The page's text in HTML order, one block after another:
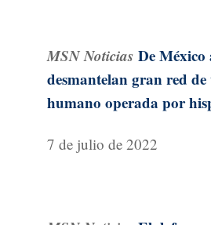
MSN Noticias De México
desmantelan gran red
humano operada por
7 de julio de 2022